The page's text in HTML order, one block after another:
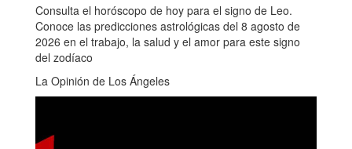
Consulta el horóscopo de hoy para el signo de Leo.
Conoce las predicciones astrológicas del 8 agosto de
2026 en el trabajo, la salud y el amor para este signo
del zodíaco
La Opinión de Los Ángeles